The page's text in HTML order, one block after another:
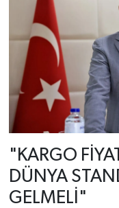
"KARGO
DÜNYA
GELMELİ"